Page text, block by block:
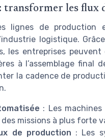
transformer les flux
lignes de
logistique.
les entreprises
à l’assemblage
la cadence de
: Les
missions à plus forte
de production : Les